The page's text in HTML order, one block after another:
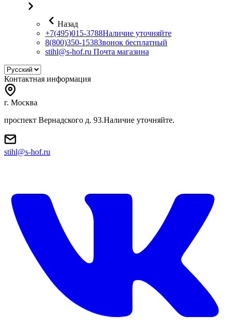
Назад
+7(495)015-3788Наличие уточняйте
8(800)350-1538Звонок бесплатный
stihl@s-hof.ru Почта магазина
Контактная информация
г. Москва
проспект Вернадского д. 93.Наличие уточняйте.
stihl@s-hof.ru